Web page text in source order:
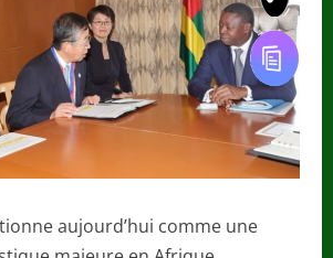
aujourd’hui comme une